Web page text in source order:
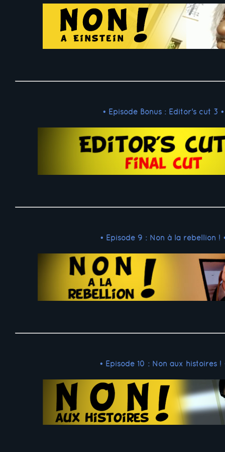
• Episode Bonus : Editor's cut 3 •
• Episode 9 : Non à la rébellion !
• Episode 10 : Non aux histoires !